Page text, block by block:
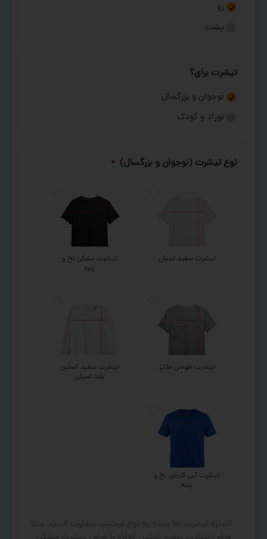
رو
پشت
تیشرت برای؟
نوجوان و بزرگسال
نوزاد و کودک
نوع تیشرت (نوجوان و بزرگسال) *
تیشرت سفید اسپان
تیشرت مشکی نخ و
پنبه
تیشرت طوسی ملانژ
تیشرت سفید آستین
بلند اسپان
تیشرت آبی کاربنی نخ و
پنبه